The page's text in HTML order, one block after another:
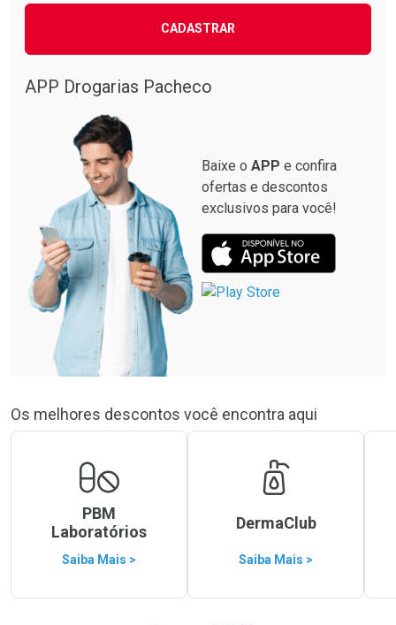
CADASTRAR
APP Drogarias Pacheco
Baixe o APP e confira
ofertas e descontos
exclusivos para você!
Os melhores descontos você encontra aqui
PBM
Laboratórios
Saiba Mais >
DermaClub
Saiba Mais >